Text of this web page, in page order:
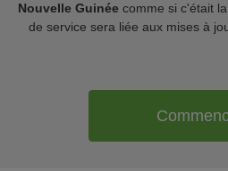
Nouvelle Guinée comme si c'était
de service sera liée aux mises à